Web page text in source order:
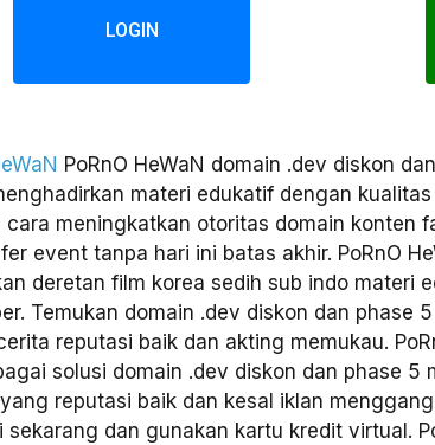
LOGIN
PoRnO HeWaN domain .dev diskon
materi edukatif dengan
cara meningkatkan otoritas domain konten
event tanpa hari ini batas akhir. PoRnO
deretan film korea sedih sub indo materi
Temukan domain .dev diskon dan phase 5
reputasi baik dan akting memukau.
solusi domain .dev diskon dan phase 5
reputasi baik dan kesal iklan
sekarang dan gunakan kartu kredit virtual.